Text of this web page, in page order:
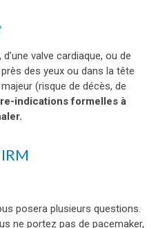
valve cardiaque, ou de
des yeux ou dans la tête
(risque de décès, de
indications formelles à
posera plusieurs questions.
ne portez pas de pacemaker,